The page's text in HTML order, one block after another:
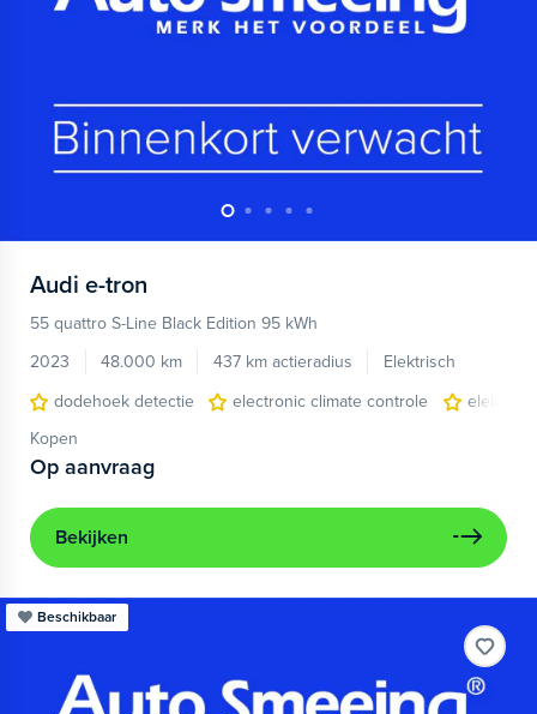
Audi e-tron
55 quattro S-Line Black Edition 95 kWh
2023
48.000 km 437 km actieradius
Elektrisch
dodehoek detectie
electronic climate controle
Kopen
Op aanvraag
Bekijken
Beschikbaar